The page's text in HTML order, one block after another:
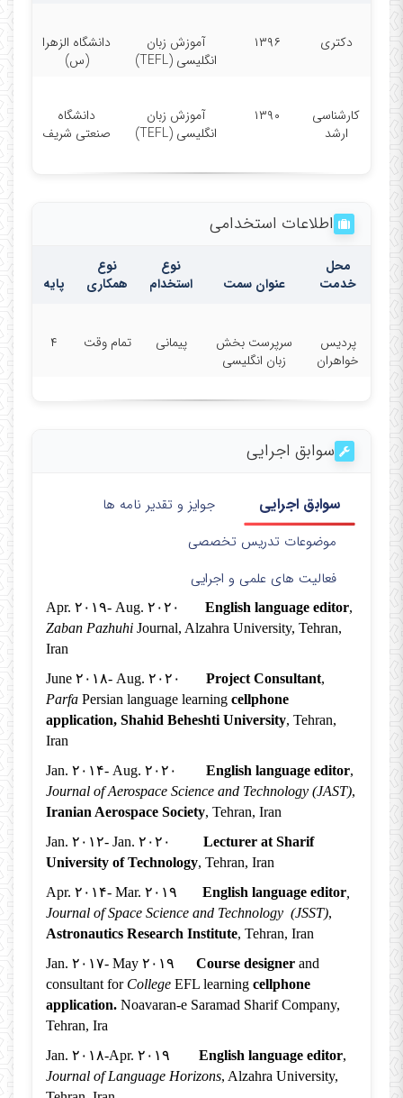
دکتری ۱۳۹۶
آموزش زبان
انگلیسی (TEFL)
دانشگاه الزهرا
(س)
کارشناسی
ارشد
۱۳۹۰
آموزش زبان
انگلیسی (TEFL)
دانشگاه
صنعتی شریف
اطلاعات استخدامی
محل
خدمت
عنوان سمت
نوع
استخدام
نوع
همکاری
پایه
پردیس
خواهران
سرپرست بخش
زبان انگلیسی
پیمانی تمام وقت ۴
سوابق اجرایی
سوابق اجرایی
جوایز و تقدیر نامه ها
موضوعات تدریس تخصصی
فعالیت های علمی و اجرایی
Apr. ۲۰۱۹- Aug. ۲۰۲۰ English language editor,
Zaban Pazhuhi Journal, Alzahra University, Tehran,
Iran
June ۲۰۱۸- Aug. ۲۰۲۰
Project Consultant,
Parfa Persian language learning cellphone
application, Shahid Beheshti University, Tehran,
Iran
Jan. ۲۰۱۴- Aug. ۲۰۲۰ English language editor,
Journal of Aerospace Science and Technology (JAST),
Iranian Aerospace Society, Tehran, Iran
Jan. ۲۰۱۲- Jan. ۲۰۲۰ Lecturer at Sharif
University of Technology, Tehran, Iran
Apr. ۲۰۱۴- Mar. ۲۰۱۹ English language editor
Journal of Space Science and Technology (JSST),
Astronautics Research Institute, Tehran, Iran
Jan. ۲۰۱۷- May ۲۰۱۹ Course designer and
consultant for College EFL learning cellphone
application. Noavaran-e Saramad Sharif Company,
Tehran, Ira
Jan. ۲۰۱۸-Apr. ۲۰۱۹ English language editor,
Journal of Language Horizons, Alzahra University,